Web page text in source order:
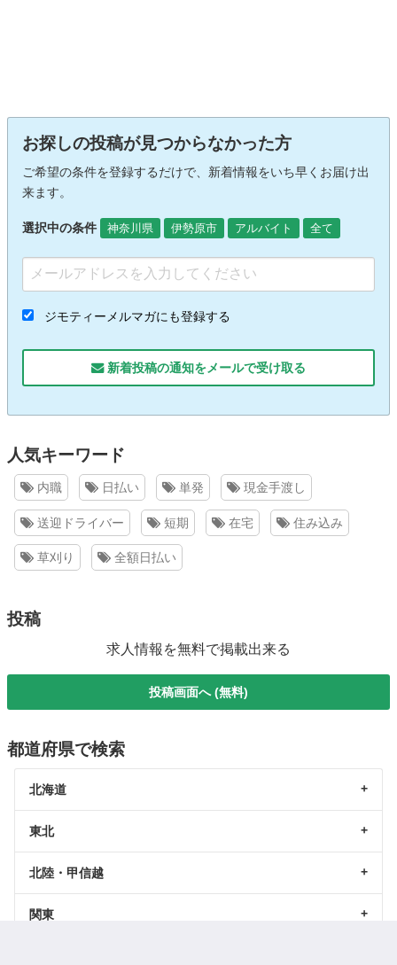
お探しの投稿が見つからなかった方
ご希望の条件を登録するだけで、新着情報をいち早くお届け出
来ます。
選択中の条件 神奈川県 伊勢原市 アルバイト 全て
ジモティーメルマガにも登録する
新着投稿の通知をメールで受け取る
人気キーワード
内職 日払い 単発 現金手渡し
送迎ドライバー 短期 在宅 住み込み
草刈り 全額日払い
投稿
求人情報を無料で掲載出来る
投稿画面へ (無料)
都道府県で検索
北海道
東北
北陸・甲信越
関東